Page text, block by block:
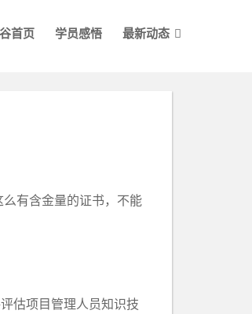
首页 学员感悟 最新动态
有含金量的证书，不能
估项目管理人员知识技